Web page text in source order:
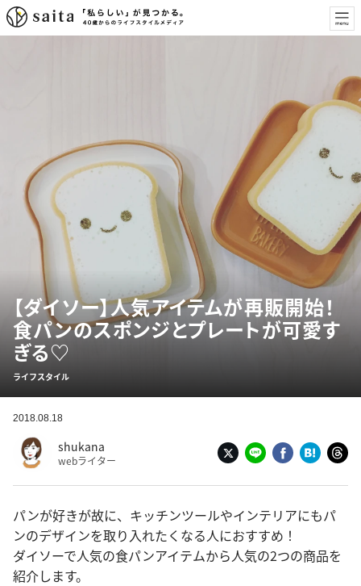
【ダイソー】人気アイテムが再販開始！
食パンのスポンジとプレートが可愛す
ぎる♡
ライフスタイル
2018.08.18
shukana
webライター
パンが好きが故に、キッチンツールやインテリアにもパ
ンのデザインを取り入れたくなる人におすすめ！
ダイソーで人気の食パンアイテムから人気の2つの商品を
紹介します。